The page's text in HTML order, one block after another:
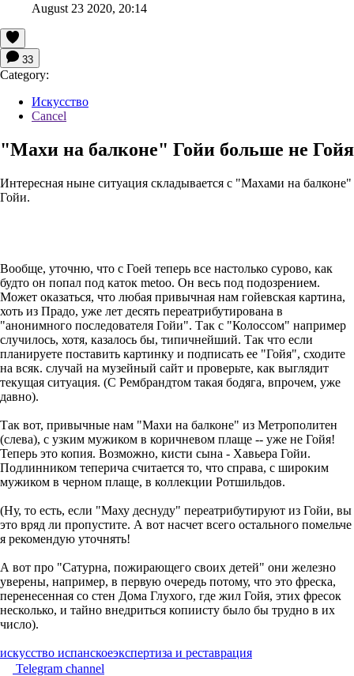
August 23 2020, 20:14
33
Category:
Искусство
Cancel
"Махи на балконе" Гойи больше не Гойя
Интересная ныне ситуация складывается с "Махами на балконе"
Гойи.
Вообще, уточню, что с Гоей теперь все настолько сурово, как
будто он попал под каток metoo. Он весь под подозрением.
Может оказаться, что любая привычная нам гойевская картина,
хоть из Прадо, уже лет десять переатрибутирована в
"анонимного последователя Гойи". Так с "Колоссом" например
случилось, хотя, казалось бы, типичнейший. Так что если
планируете поставить картинку и подписать ее "Гойя", сходите
на всяк. случай на музейный сайт и проверьте, как выглядит
текущая ситуация. (С Рембрандтом такая бодяга, впрочем, уже
давно).
Так вот, привычные нам "Махи на балконе" из Метрополитен
(слева), с узким мужиком в коричневом плаще -- уже не Гойя!
Теперь это копия. Возможно, кисти сына - Хавьера Гойи.
Подлинником теперича считается то, что справа, с широким
мужиком в черном плаще, в коллекции Ротшильдов.
(Ну, то есть, если "Маху деснуду" переатрибутируют из Гойи, вы
это вряд ли пропустите. А вот насчет всего остального помельче
я рекомендую уточнять!
А вот про "Сатурна, пожирающего своих детей" они железно
уверены, например, в первую очередь потому, что это фреска,
перенесенная со стен Дома Глухого, где жил Гойя, этих фресок
несколько, и тайно внедриться копиисту было бы трудно в их
число).
искусство испанскоеэкспертиза и реставрация
Telegram channel